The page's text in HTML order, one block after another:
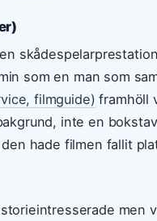
som en man som
filmguide) framhöll
inte en
hade filmen fallit
men